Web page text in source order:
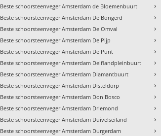
Beste schoorsteenveger Amsterdam de Bloemenbuurt
Beste schoorsteenveger Amsterdam De Bongerd
Beste schoorsteenveger Amsterdam De Omval
Beste schoorsteenveger Amsterdam De Pijp
Beste schoorsteenveger Amsterdam De Punt
Beste schoorsteenveger Amsterdam Delflandpleinbuurt
Beste schoorsteenveger Amsterdam Diamantbuurt
Beste schoorsteenveger Amsterdam Disteldorp
Beste schoorsteenveger Amsterdam Don Bosco
Beste schoorsteenveger Amsterdam Driemond
Beste schoorsteenveger Amsterdam Duivelseiland
Beste schoorsteenveger Amsterdam Durgerdam
›
›
›
›
›
›
›
›
›
›
›
›